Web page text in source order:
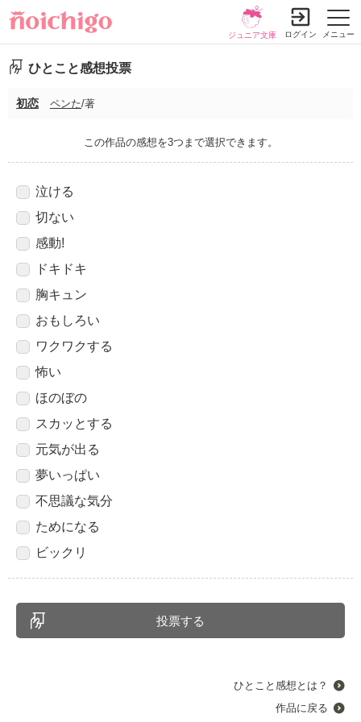
メニュー
ジュニア文庫 ログイン
ひとこと感想投票
初恋 ペンた/著
この作品の感想を3つまで選択できます。
泣ける
切ない
感動!
ドキドキ
胸キュン
おもしろい
ワクワクする
怖い
ほのぼの
スカッとする
元気が出る
夢いっぱい
不思議な気分
ためになる
ビックリ
ひとこと感想とは？
作品に戻る